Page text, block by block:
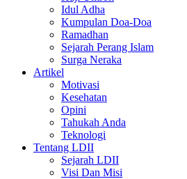
Idul Adha
Kumpulan Doa-Doa
Ramadhan
Sejarah Perang Islam
Surga Neraka
Artikel
Motivasi
Kesehatan
Opini
Tahukah Anda
Teknologi
Tentang LDII
Sejarah LDII
Visi Dan Misi